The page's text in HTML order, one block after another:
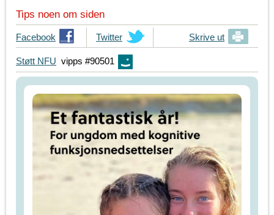
Tips noen om siden
T
i
p
s
Facebook
T
i
p
s
i
n
e
e
Twitter Skrive ut
Støtt NFU vipps #90501